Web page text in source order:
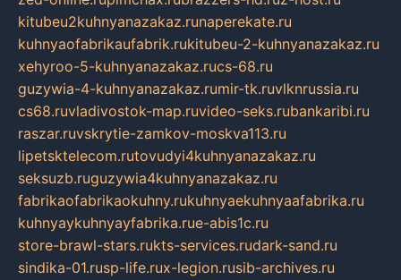
kitubeu2kuhnyanazakaz.runaperekate.ru
kuhnyaofabrikaufabrik.rukitubeu-2-kuhnyanazakaz.ru
xehyroo-5-kuhnyanazakaz.rucs-68.ru
guzywia-4-kuhnyanazakaz.rumir-tk.ruvlknrussia.ru
cs68.ruvladivostok-map.ruvideo-seks.rubankaribi.ru
raszar.ruvskrytie-zamkov-moskva113.ru
lipetsktelecom.rutovudyi4kuhnyanazakaz.ru
seksuzb.ruguzywia4kuhnyanazakaz.ru
fabrikaofabrikaokuhny.rukuhnyaekuhnyaafabrika.ru
kuhnyaykuhnyayfabrika.rue-abis1c.ru
store-brawl-stars.rukts-services.rudark-sand.ru
sindika-01.rusp-life.rux-legion.rusib-archives.ru